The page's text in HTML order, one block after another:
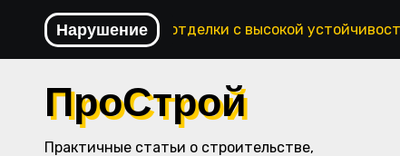
Перейти
содержимому
Нарушение
Технологии отделки с высокой
ПроСтрой
Практичные статьи о строительстве,